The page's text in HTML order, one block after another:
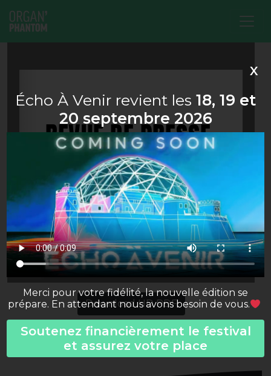
Main Navigation
1/83
Download HD PDF
Écho À Venir revient les 18, 19 et
20 septembre 2026
Merci pour votre fidélité, la nouvelle édition se
prépare. En attendant nous avons besoin de vous.
Soutenez financièrement le festival
et assurez votre place
X